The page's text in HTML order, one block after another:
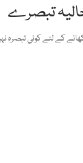
تبصرے
کے لئے کوئی تبصرہ